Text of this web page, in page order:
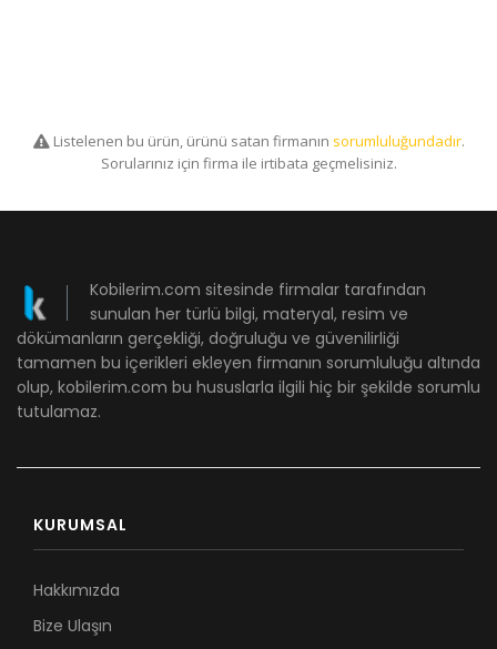
Listelenen bu ürün, ürünü satan firmanın sorumluluğundadır.
Sorularınız için firma ile irtibata geçmelisiniz.
Kobilerim.com sitesinde firmalar tarafından
sunulan her türlü bilgi, materyal, resim ve
dökümanların gerçekliği, doğruluğu ve güvenilirliği
tamamen bu içerikleri ekleyen firmanın sorumluluğu altında
olup, kobilerim.com bu hususlarla ilgili hiç bir şekilde sorumlu
tutulamaz.
KURUMSAL
Hakkımızda
Bize Ulaşın